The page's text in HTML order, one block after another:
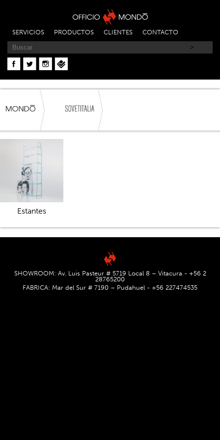
SERVICIOS PRODUCTOS CLIENTES CONTACTO
Estantes
SHOWROOM: Av. Luis Pasteur # 5719 Local 8 – Vitacura - +56 2
28765200
FABRICA: Mar del Sur # 7190 – Pudahuel - +56 227474535